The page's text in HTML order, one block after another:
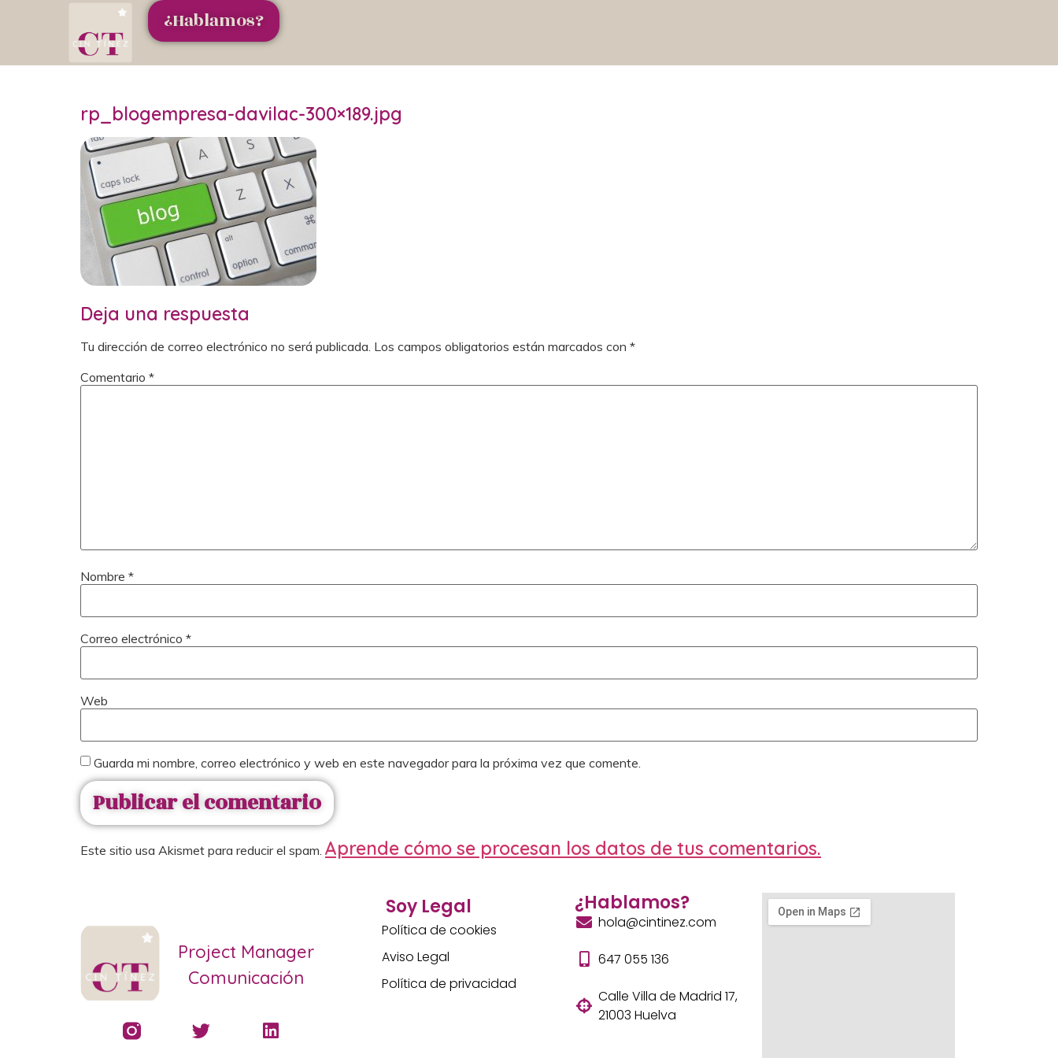
¿Hablamos?
rp_blogempresa-davilac-300×189.jpg
Deja una respuesta
Tu dirección de correo electrónico no será publicada. Los campos obligatorios están marcados con *
Comentario *
Nombre *
Correo electrónico *
Web
Guarda mi nombre, correo electrónico y web en este navegador para la próxima vez que comente.
Este sitio usa Akismet para reducir el spam. Aprende cómo se procesan los datos de tus comentarios.
Project Manager
Comunicación
Soy Legal
Política de cookies
Aviso Legal
Política de privacidad
¿Hablamos?
hola@cintinez.com
647 055 136
Calle Villa de Madrid 17,
21003 Huelva